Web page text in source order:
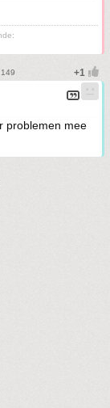
problemen mee